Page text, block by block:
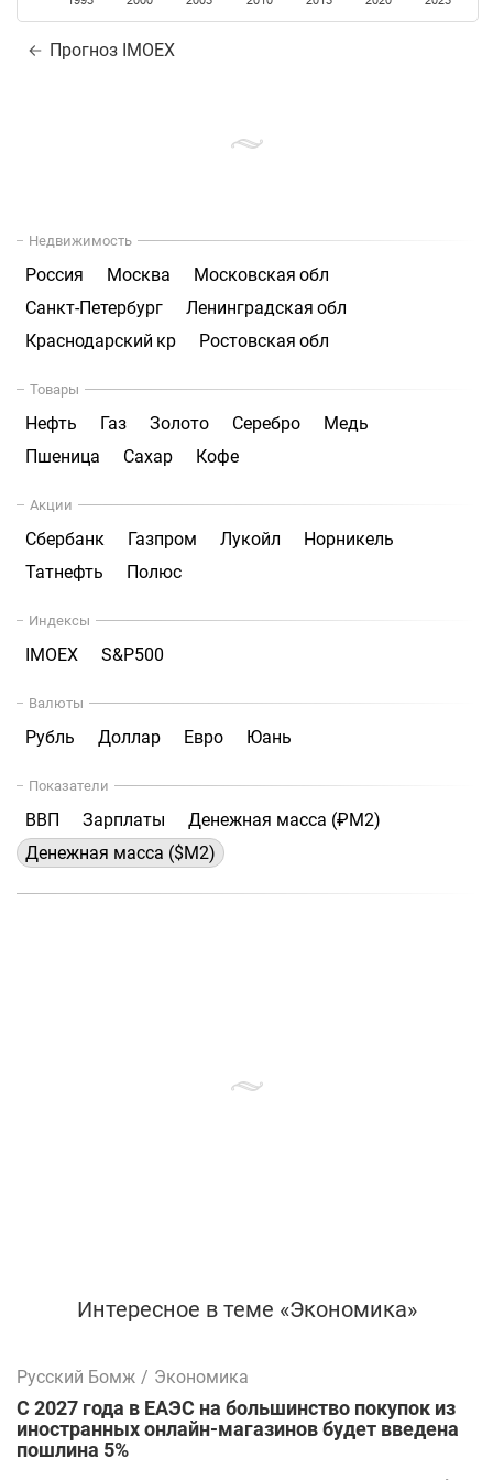
Прогноз IMOEX
Недвижимость
Россия Москва
Московская обл
Санкт-Петербург
Ленинградская обл
Краснодарский кр
Ростовская обл
Товары
Нефть Газ Золото Серебро
Медь
Пшеница
Сахар Кофе
Акции
Сбербанк Газпром Лукойл
Норникель
Татнефть
Полюс
Индексы
IMOEX S&P500
Валюты
Рубль Доллар Евро Юань
Показатели
ВВП Зарплаты
Денежная масса (₽М2)
Денежная масса ($М2)
Интересное в теме «Экономика»
Русский Бомж / Экономика
С 2027 года в ЕАЭС на большинство покупок из
иностранных онлайн-магазинов будет введена
пошлина 5%